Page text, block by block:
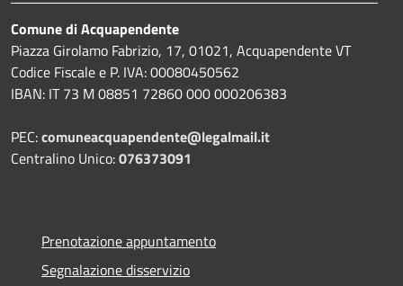
Comune di Acquapendente
Piazza Girolamo Fabrizio, 17, 01021, Acquapendente VT
Codice Fiscale e P. IVA: 00080450562
IBAN: IT 73 M 08851 72860 000 000206383
PEC:comuneacquapendente@legalmail.it
Centralino Unico:076373091
Prenotazione appuntamento
Segnalazione disservizio